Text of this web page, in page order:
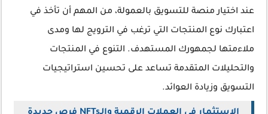
عند اختيار منصة للتسويق بالعمولة، من المهم أن تأخذ في
اعتبارك نوع المنتجات التي ترغب في الترويج لها ومدى
ملاءمتها لجمهورك المستهدف. التنوع في المنتجات
والتحليلات المتقدمة تساعد على تحسين استراتيجيات
التسويق وزيادة العوائد.